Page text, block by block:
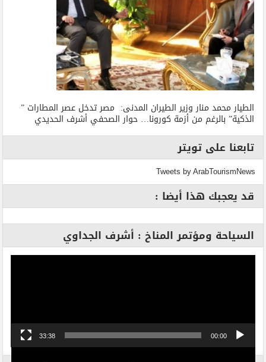
الطيار محمد منار وزير الطيران المدنى: مصر تدخل عصر المطارات ”
الذكية” بالرغم من أزمة كورونا… حوار الصحفي أشرف الحديدي
تابعنا على تويتر
Tweets by ArabTourismNews
قد يعجبك هذا أيضا :
السياحة ومؤتمر المناخ : أشرف الجداوي
00:00
33:38